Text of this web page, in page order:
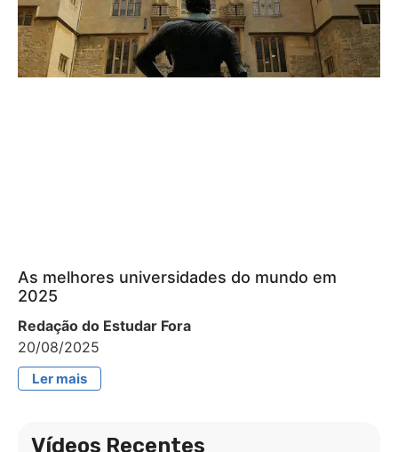
As melhores universidades do mundo em
2025
Redação do Estudar Fora
20/08/2025
Ler mais
Vídeos Recentes